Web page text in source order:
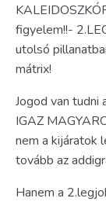
figyelem!!-
utolsó
mátrix!
Jogod van tudni
IGAZ
nem a kijáratok
tovább az
Hanem a